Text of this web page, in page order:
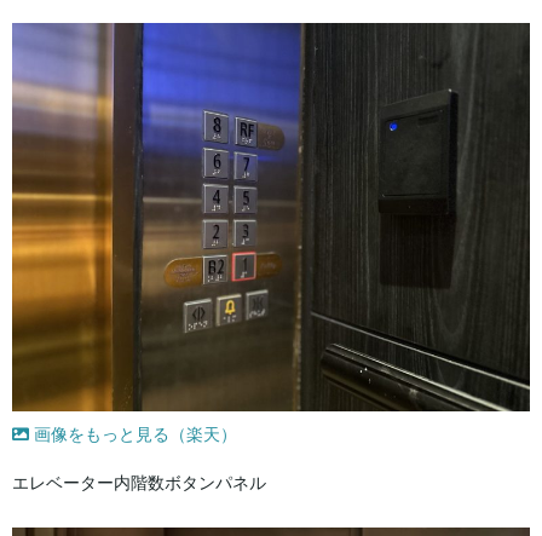
画像をもっと見る（楽天）
エレベーター内階数ボタンパネル